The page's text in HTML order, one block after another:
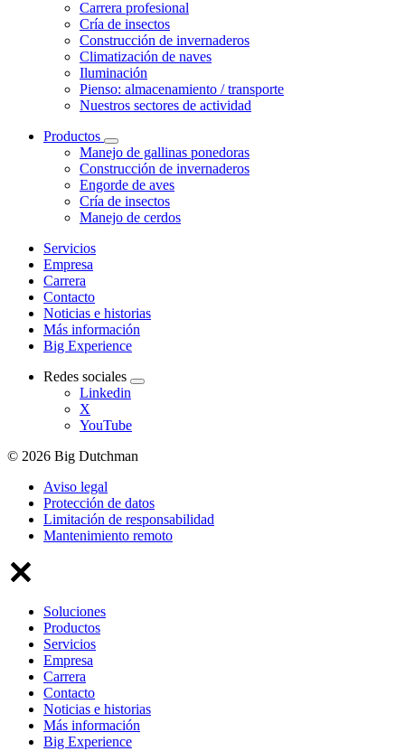
Carrera profesional
Cría de insectos
Construcción de invernaderos
Climatización de naves
Iluminación
Pienso: almacenamiento / transporte
Nuestros sectores de actividad
Productos
Manejo de gallinas ponedoras
Construcción de invernaderos
Engorde de aves
Cría de insectos
Manejo de cerdos
Servicios
Empresa
Carrera
Contacto
Noticias e historias
Más información
Big Experience
Redes sociales
Linkedin
X
YouTube
© 2026 Big Dutchman
Aviso legal
Protección de datos
Limitación de responsabilidad
Mantenimiento remoto
Soluciones
Productos
Servicios
Empresa
Carrera
Contacto
Noticias e historias
Más información
Big Experience